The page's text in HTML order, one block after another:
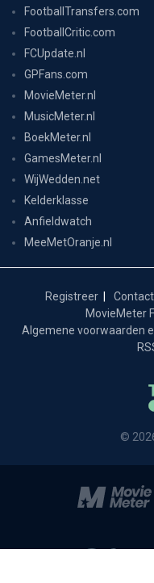
FootballTransfers.com
FootballCritic.com
FCUpdate.nl
GPFans.com
MovieMeter.nl
MusicMeter.nl
BoekMeter.nl
GamesMeter.nl
WijWedden.net
Kelderklasse
Anfieldwatch
MeeMetOranje.nl
Registreer
MovieMeter
Algemene voorwaarden
©